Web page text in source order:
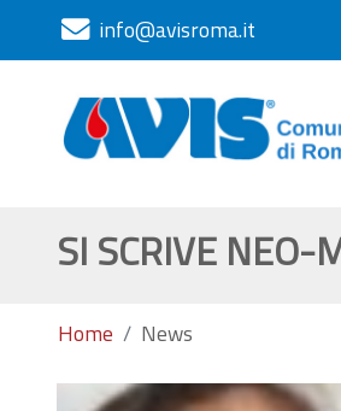
info@avisroma.it
SI SCRIVE NEO-
Home News